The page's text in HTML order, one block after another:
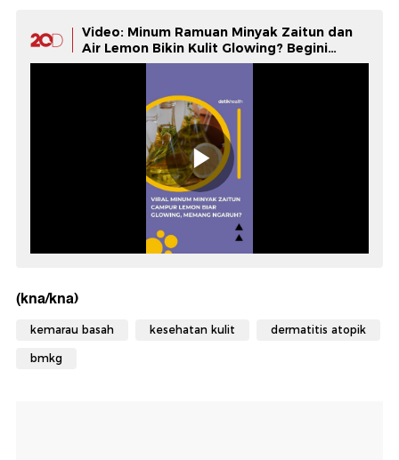
Video: Minum Ramuan Minyak Zaitun dan
Air Lemon Bikin Kulit Glowing? Begini
Faktanya
(kna/kna)
kemarau basah kesehatan kulit dermatitis atopik
bmkg